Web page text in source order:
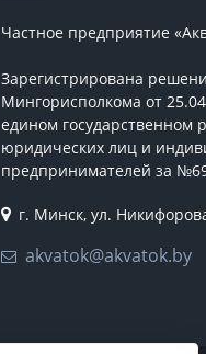
Частное предприятие
Зарегистрирована
Мингорисполкома от
едином государственном
юридических лиц и
предпринимателей за
г. Минск, ул.
akvatok@akvatok.by